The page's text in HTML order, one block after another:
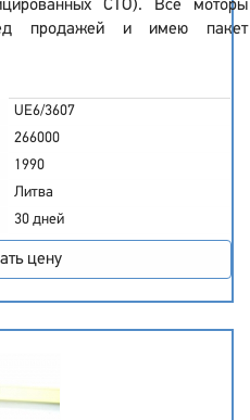
СТО). Все моторы
продажей и имею пакет
UE6/3607
266000
1990
Литва
30 дней
цену